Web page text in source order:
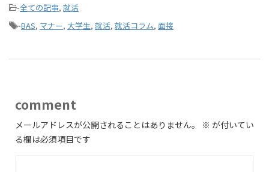
-全ての記事, 就活
-BAS, マナー, 大学生, 就活, 就活コラム, 面接
comment
メールアドレスが公開されることはありません。 ※ が付いてい
る欄は必須項目です